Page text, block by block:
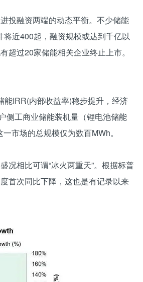
投融资两端的动态平衡。不少储能
近400起，融资规模或达到千亿以
超过20家储能相关企业终止上市。
IRR(内部收益率)稳步提升，经济
侧工商业储能装机量（锂电池储能
市场的总规模仅为数百MWh。
况相比可谓“冰火两重天”。根据标普
首次同比下降，这也是有记录以来